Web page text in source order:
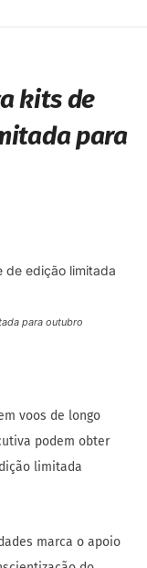
kits de
para
para outubro
voos de longo
podem obter
limitada
marca o apoio